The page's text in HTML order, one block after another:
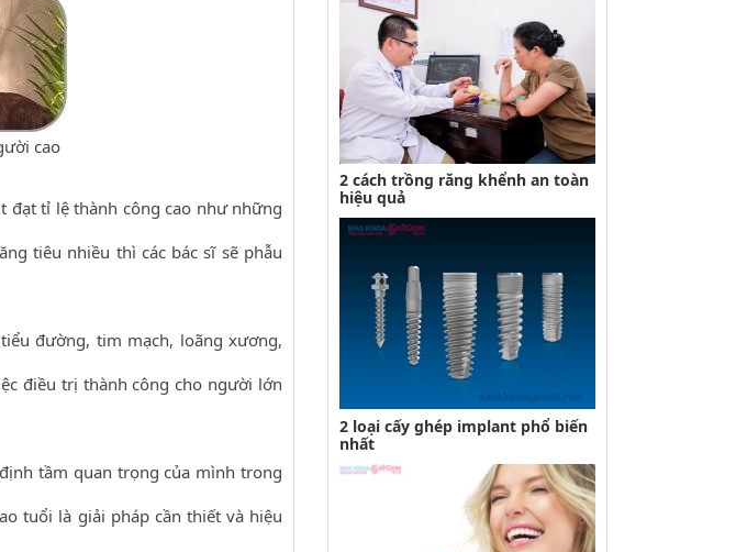
cao
đạt tỉ lệ thành công cao như những
tiêu nhiều thì các bác sĩ sẽ phẫu
đường, tim mạch, loãng xương,
điều trị thành công cho người lớn
tầm quan trọng của mình trong
tuổi là giải pháp cần thiết và hiệu
2 cách trồng răng khểnh an toàn
hiệu quả
2 loại cấy ghép implant phổ biến
nhất